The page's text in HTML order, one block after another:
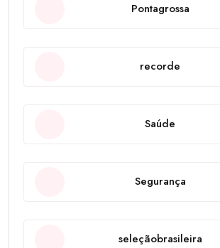
Pontagrossa
recorde
Saúde
Segurança
seleçãobrasileira